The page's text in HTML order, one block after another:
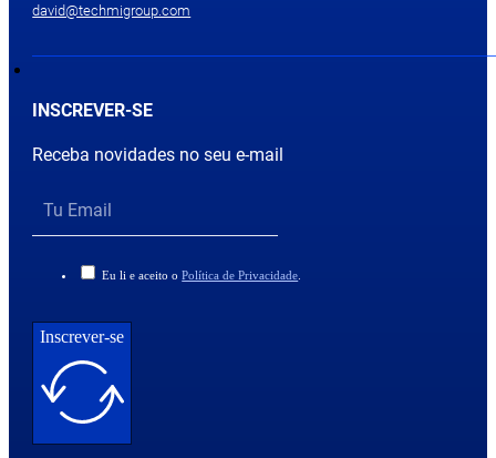
david@techmigroup.com
INSCREVER-SE
Receba novidades no seu e-mail
Eu li e aceito oPolítica de Privacidade
Inscrever-se